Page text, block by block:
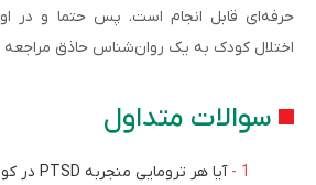
حرفه‌ای قابل انجام است. پس حتما و در
اختلال کودک به یک روان‌شناس حاذق مراجعه
سوالات متداول
آیا هر ترومایی منجربه PTSD در کودکان می‌شود؟